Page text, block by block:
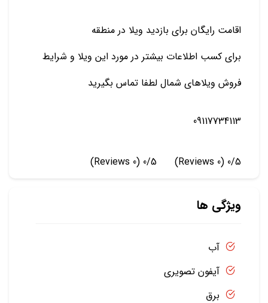
اقامت رایگان برای بازدید ویلا در منطقه
برای کسب اطلاعات بیشتر در مورد این ویلا و شرایط
فروش ویلاهای شمال لطفا تماس بگیرید
09117734113
0/5
(0 Reviews)
0/5
(0 Reviews)
ویژگی ها
آب
آیفون تصویری
برق